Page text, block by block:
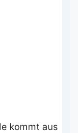
kommt aus